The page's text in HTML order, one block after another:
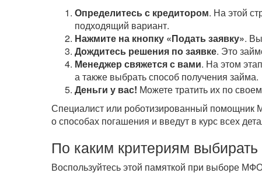
Определитесь с кредитором. На этой
подходящий вариант.
Нажмите на кнопку «Подать заявку».
Дождитесь решения по заявке. Это
Менеджер свяжется с вами. На этом
а также выбрать способ получения займа.
Деньги у вас! Можете тратить их по
Специалист или роботизированный помощник
о способах погашения и введут в курс всех
По каким критериям
Воспользуйтесь этой памяткой при выборе